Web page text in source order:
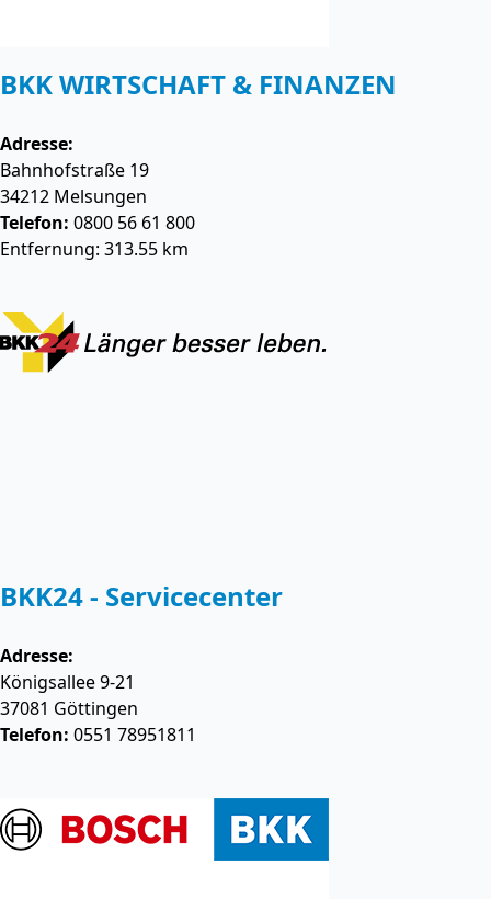
BKK WIRTSCHAFT & FINANZEN
Adresse:
Bahnhofstraße 19
34212 Melsungen
Telefon: 0800 56 61 800
Entfernung: 313.55 km
BKK24 - Servicecenter
Adresse:
Königsallee 9-21
37081 Göttingen
Telefon: 0551 78951811